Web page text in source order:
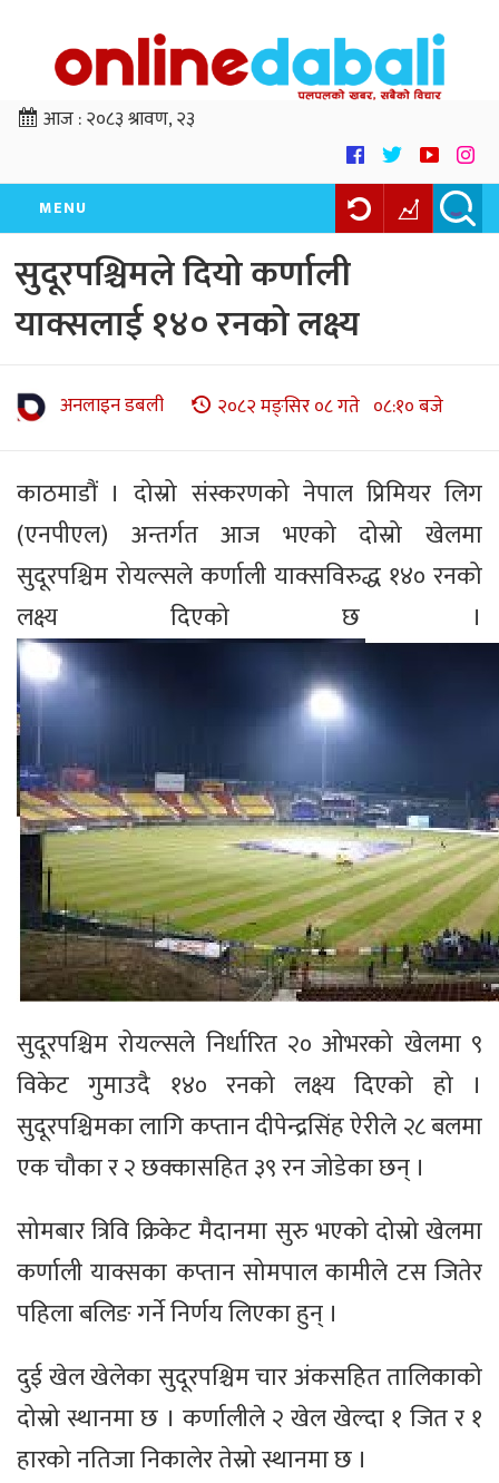
आज :२०८३ श्रावण, २३
MENU
सुदूरपश्चिमले दियो कर्णाली
याक्सलाई १४० रनको लक्ष्य
अनलाइन डबली २०८२ मङ्सिर ०८ गते ०८:१० बजे
काठमाडौं । दोस्रो संस्करणको नेपाल प्रिमियर लिग
(एनपीएल) अन्तर्गत आज भएको दोस्रो खेलमा
सुदूरपश्चिम रोयल्सले कर्णाली याक्सविरुद्ध १४० रनको
लक्ष्य दिएको छ ।
सुदूरपश्चिम रोयल्सले निर्धारित २० ओभरको खेलमा ९
विकेट गुमाउदै १४० रनको लक्ष्य दिएको हो ।
सुदूरपश्चिमका लागि कप्तान दीपेन्द्रसिंह ऐरीले २८ बलमा
एक चौका र २ छक्कासहित ३९ रन जोडेका छन् ।
सोमबार त्रिवि क्रिकेट मैदानमा सुरु भएको दोस्रो खेलमा
कर्णाली याक्सका कप्तान सोमपाल कामीले टस जितेर
पहिला बलिङ गर्ने निर्णय लिएका हुन् ।
दुई खेल खेलेका सुदूरपश्चिम चार अंकसहित तालिकाको
दोस्रो स्थानमा छ । कर्णालीले २ खेल खेल्दा १ जित र १
हारको नतिजा निकालेर तेस्रो स्थानमा छ ।